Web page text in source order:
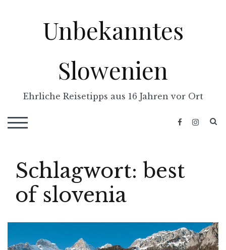
Unbekanntes
Slowenien
Ehrliche Reisetipps aus 16 Jahren vor Ort
TOGGLE MOBILE MENU
Schlagwort: best
of slovenia